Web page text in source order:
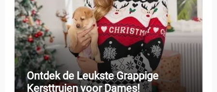
Ontdek de Leukste Grappige
Kersttruien voor Dames!